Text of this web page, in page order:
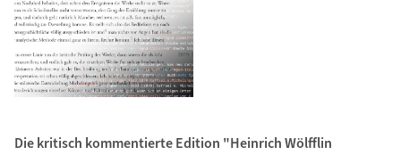
Die kritisch kommentierte Edition "Heinrich Wölfflin